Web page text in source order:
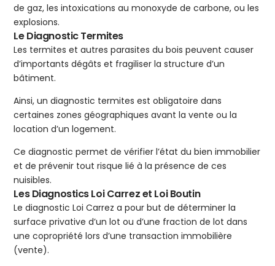
de gaz, les intoxications au monoxyde de carbone, ou les
explosions.
Le Diagnostic Termites
Les termites et autres parasites du bois peuvent causer
d’importants dégâts et fragiliser la structure d’un
bâtiment.
Ainsi, un diagnostic termites est obligatoire dans
certaines zones géographiques avant la vente ou la
location d’un logement.
Ce diagnostic permet de vérifier l’état du bien immobilier
et de prévenir tout risque lié à la présence de ces
nuisibles.
Les Diagnostics Loi Carrez et Loi Boutin
Le diagnostic Loi Carrez a pour but de déterminer la
surface privative d’un lot ou d’une fraction de lot dans
une copropriété lors d’une transaction immobilière
(vente).